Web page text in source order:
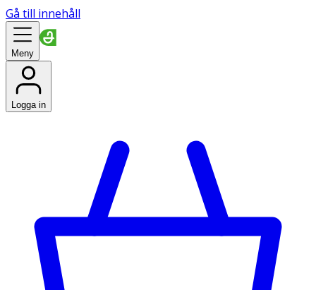
Gå till innehåll
Meny
Logga in